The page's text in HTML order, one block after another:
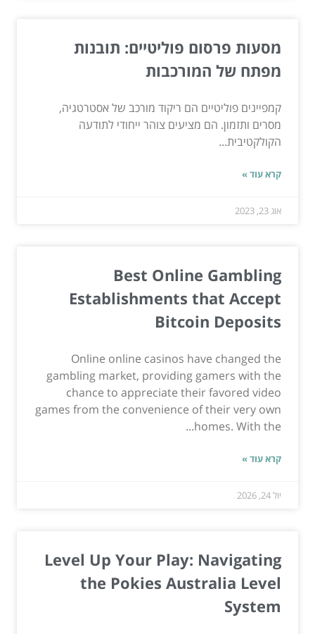
מסעות פרסום פוליטיים: תובנות
מפתח של המורכבות
קמפיינים פוליטיים הם ריקוד מורכב של אסטרטגיה,
מסרים ותזמון. הם מציעים צוהר ייחודי לתודעה
הקולקטיבית...
קרא עוד »
אוג 23, 2023
Best Online Gambling
Establishments that Accept
Bitcoin Deposits
Online online casinos have changed the
gambling market, providing gamers with the
chance to appreciate their favored video
games from the convenience of their very own
homes. With the...
קרא עוד »
יול 24, 2026
Level Up Your Play: Navigating
the Pokies Australia Level
System